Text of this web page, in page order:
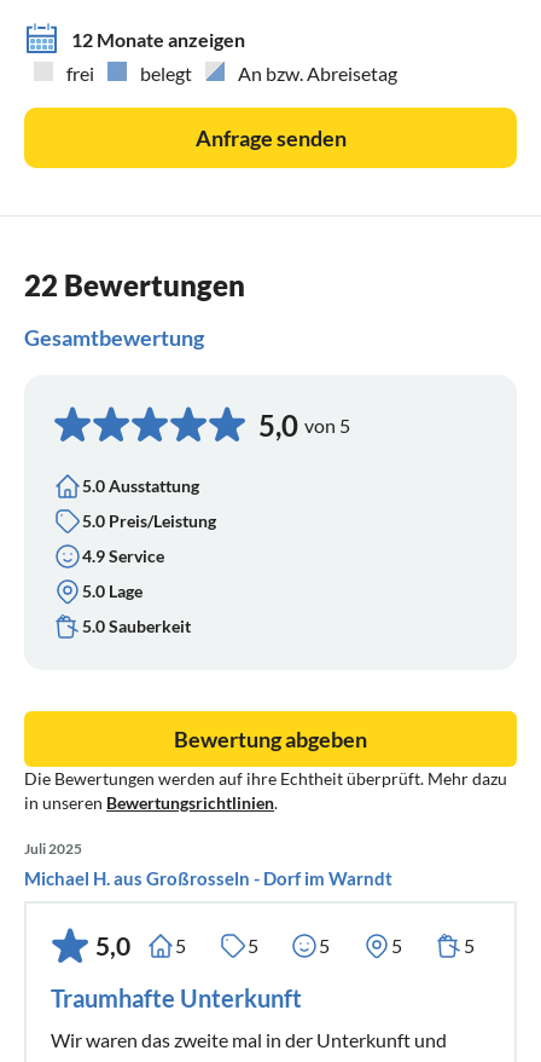
12 Monate anzeigen
frei
belegt An bzw. Abreisetag
Anfrage senden
22 Bewertungen
Gesamtbewertung
5,0 von 5
5.0 Ausstattung
5.0 Preis/Leistung
4.9 Service
5.0 Lage
5.0 Sauberkeit
Die Bewertungen werden auf ihre Echtheit überprüft. Mehr dazu
in unseren Bewertungsrichtlinien.
Bewertung abgeben
Juli 2025
Michael H. aus Großrosseln - Dorf im Warndt
5,0 5 5 5 5 5
Traumhafte Unterkunft
Wir waren das zweite mal in der Unterkunft und